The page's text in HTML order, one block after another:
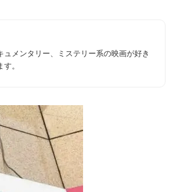
メンタリー、ミステリー系の映画が好き
。